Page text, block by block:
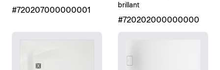
#720207000000001
brillant
#720202000000000